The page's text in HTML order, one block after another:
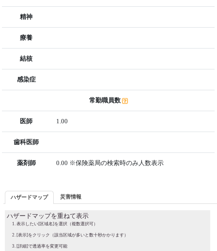
精神
療養
結核
感染症
常勤職員数
医師 1.00
歯科医師
薬剤師 0.00 ※保険薬局の検索時のみ人数表示
ハザードマップ 災害情報
ハザードマップを重ねて表示
表示したい[区域名]を選択（複数選択可）
[表示]をクリック（該当区域が多いと数十秒かかります）
[詳細]で透過率を変更可能